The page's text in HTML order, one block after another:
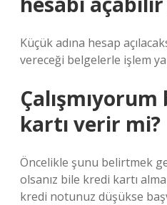
Küçük adına hesap
vereceği belgelerle işlem
kartı verir mi?
Öncelikle şunu belirtmek
olsanız bile kredi kartı
kredi notunuz düşükse